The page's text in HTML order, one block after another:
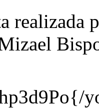
realizada